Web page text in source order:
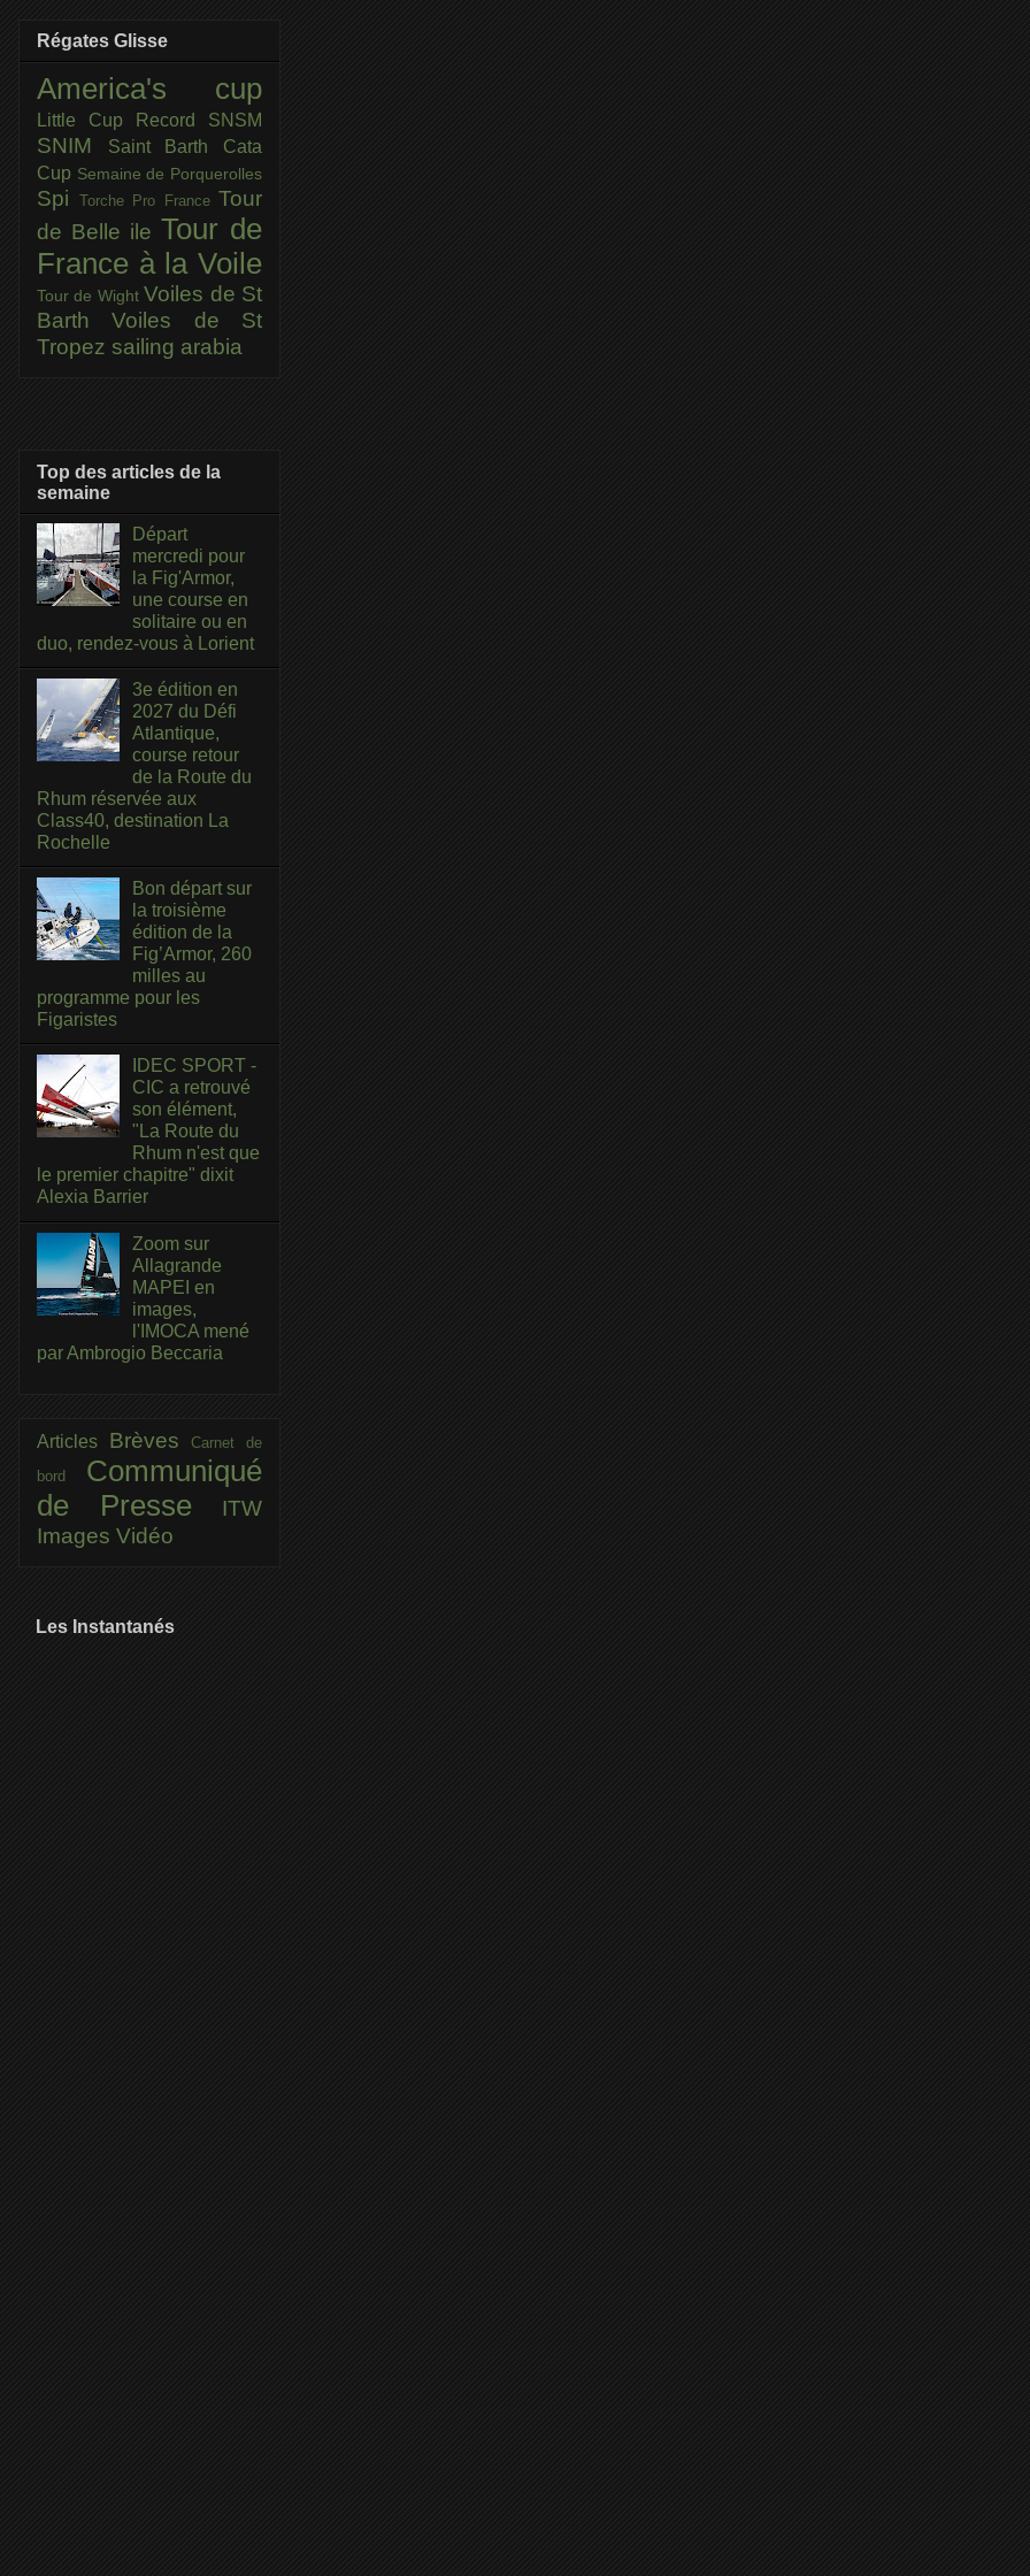
Régates Glisse
America's cup
Little Cup Record SNSM
SNIM
Saint Barth Cata
Cup Semaine de Porquerolles
Spi Torche Pro France Tour
de Belle ile Tour de
France à la Voile
Tour de Wight Voiles de St
BarthVoiles de St
Tropez sailing arabia
Top des articles de la
semaine
Départ
mercredi pour
la Fig'Armor,
une course en
solitaire ou en
duo, rendez-vous à Lorient
3e édition en
2027 du Défi
Atlantique,
course retour
de la Route du
Rhum réservée aux
Class40, destination La
Rochelle
Bon départ sur
la troisième
édition de la
Fig’Armor, 260
milles au
programme pour les
Figaristes
IDEC SPORT -
CIC a retrouvé
son élément,
"La Route du
Rhum n'est que
le premier chapitre" dixit
Alexia Barrier
Zoom sur
Allagrande
MAPEI en
images,
l'IMOCA mené
par Ambrogio Beccaria
Articles BrèvesCarnet de
bord Communiqué
de Presse
ITW
Images Vidéo
Les Instantanés